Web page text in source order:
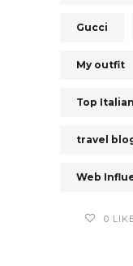
Gucci
My outfit
Top
travel
Web
0